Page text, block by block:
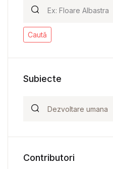
Caută
Subiecte
Contributori